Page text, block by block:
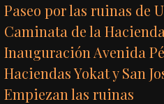
Paseo por las ruinas de
Caminata de la
Inauguración Avenida
Haciendas Yokat y San
Empiezan las ruinas